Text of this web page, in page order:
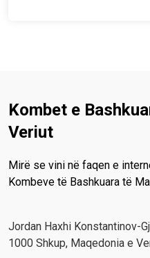
Kombet e
Veriut
Mirë se vini në faqen e
Kombeve të Bashkuara të
Јordan Haxhi Konstantinov-
1000 Shkup, Maqedonia e